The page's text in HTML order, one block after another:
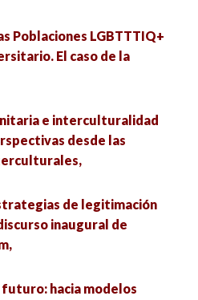
Poblaciones LGBTTTIQ+
El caso de la
e interculturalidad
desde las
de legitimación
inaugural de
futuro: hacia modelos